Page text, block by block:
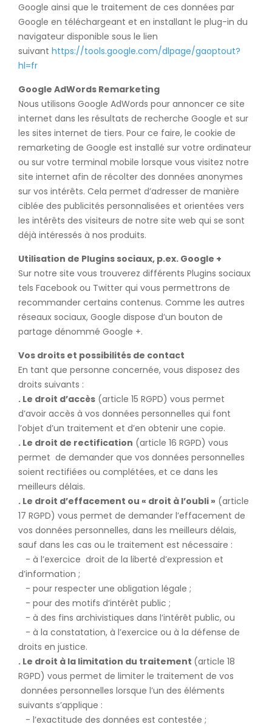
Google ainsi que le traitement de ces données par
Google en téléchargeant et en installant le plug-in du
navigateur disponible sous le lien
suivant https://tools.google.com/dlpage/gaoptout?
hl=fr
Google AdWords Remarketing
Nous utilisons Google AdWords pour annoncer ce site
internet dans les résultats de recherche Google et sur
les sites internet de tiers. Pour ce faire, le cookie de
remarketing de Google est installé sur votre ordinateur
ou sur votre terminal mobile lorsque vous visitez notre
site internet afin de récolter des données anonymes
sur vos intérêts. Cela permet d’adresser de manière
ciblée des publicités personnalisées et orientées vers
les intérêts des visiteurs de notre site web qui se sont
déjà intéressés à nos produits.
Utilisation de Plugins sociaux, p.ex. Google +
Sur notre site vous trouverez différents Plugins sociaux
tels Facebook ou Twitter qui vous permettrons de
recommander certains contenus. Comme les autres
réseaux sociaux, Google dispose d’un bouton de
partage dénommé Google +.
Vos droits et possibilités de contact
En tant que personne concernée, vous disposez des
droits suivants :
. Le droit d’accès (article 15 RGPD) vous permet
d’avoir accès à vos données personnelles qui font
l’objet d’un traitement et d’en obtenir une copie.
. Le droit de rectification (article 16 RGPD) vous
permet de demander que vos données personnelles
soient rectifiées ou complétées, et ce dans les
meilleurs délais.
. Le droit d’effacement ou « droit à l’oubli » (article
17 RGPD) vous permet de demander l’effacement de
vos données personnelles, dans les meilleurs délais,
sauf dans les cas ou le traitement est nécessaire :
- à l’exercice droit de la liberté d’expression et
d’information ;
- pour respecter une obligation légale ;
- pour des motifs d’intérêt public ;
- à des fins archivistiques dans l’intérêt public, ou
- à la constatation, à l’exercice ou à la défense de
droits en justice.
. Le droit à la limitation du traitement (article 18
RGPD) vous permet de limiter le traitement de vos
données personnelles lorsque l’un des éléments
suivants s’applique :
- l’exactitude des données est contestée ;